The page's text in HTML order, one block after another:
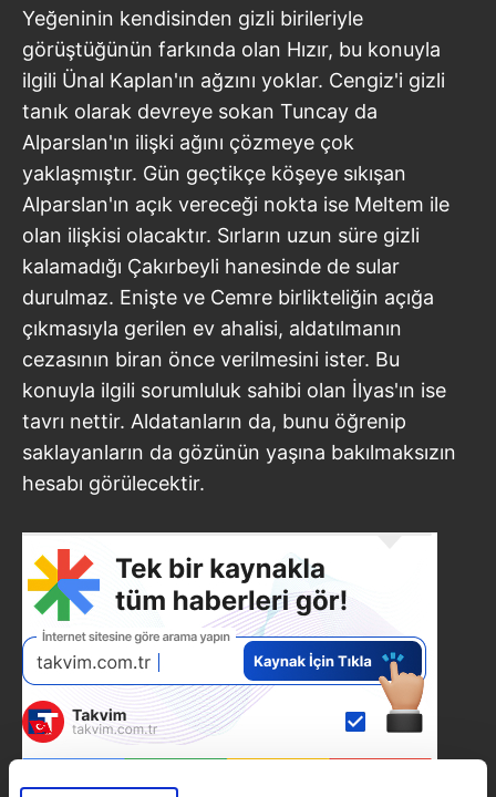
Yeğeninin kendisinden gizli birileriyle
görüştüğünün farkında olan Hızır, bu konuyla
ilgili Ünal Kaplan'ın ağzını yoklar. Cengiz'i gizli
tanık olarak devreye sokan Tuncay da
Alparslan'ın ilişki ağını çözmeye çok
yaklaşmıştır. Gün geçtikçe köşeye sıkışan
Alparslan'ın açık vereceği nokta ise Meltem ile
olan ilişkisi olacaktır. Sırların uzun süre gizli
kalamadığı Çakırbeyli hanesinde de sular
durulmaz. Enişte ve Cemre birlikteliğin açığa
çıkmasıyla gerilen ev ahalisi, aldatılmanın
cezasının biran önce verilmesini ister. Bu
konuyla ilgili sorumluluk sahibi olan İlyas'ın ise
tavrı nettir. Aldatanların da, bunu öğrenip
saklayanların da gözünün yaşına bakılmaksızın
hesabı görülecektir.